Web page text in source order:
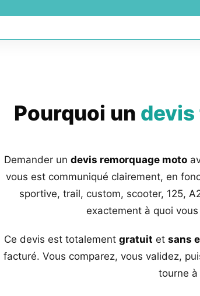
Pourquoi un devis
Demander un devis remorquage moto
vous est communiqué clairement, en
sportive, trail, custom, scooter, 125,
exactement à quoi
Ce devis est totalement gratuit et sans
facturé. Vous comparez, vous validez,
tourne